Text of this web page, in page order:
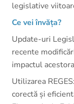
legislative
Ce vei învăța?
Update-uri
recente
impactul
Utilizarea
corectă și